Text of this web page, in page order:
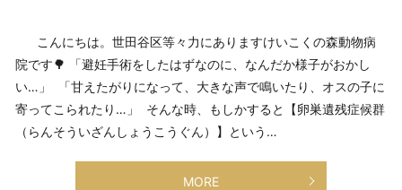
こんにちは。世田谷区等々力にありますけいこくの森動物病
院です🌳 「避妊手術をしたはずなのに、なんだか様子がおかし
い…」 「甘えたがりになって、大きな声で鳴いたり、オスの子に
寄ってこられたり…」 そんな時、もしかすると【卵巣遺残症候群
（らんそういざんしょうこうぐん）】という…
MORE